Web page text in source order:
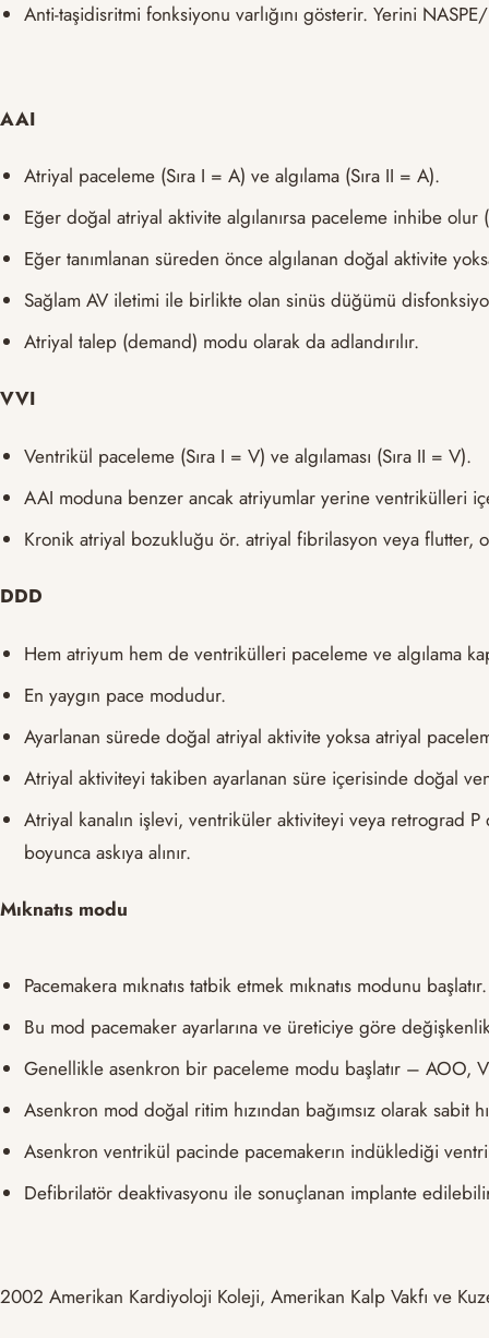
Anti-taşidisritmi fonksiyonu varlığını gösterir. Yerini
AAI
Atriyal paceleme (Sıra I = A) ve algılama (Sıra II = A).
Eğer doğal atriyal aktivite algılanırsa paceleme inhibe olur
Eğer tanımlanan süreden önce algılanan doğal aktivite
Sağlam AV iletimi ile birlikte olan sinüs düğümü
Atriyal talep (demand) modu olarak da adlandırılır.
VVI
Ventrikül paceleme (Sıra I = V) ve algılaması (Sıra II = V).
AAI moduna benzer ancak atriyumlar yerine ventrikülleri
Kronik atriyal bozukluğu ör. atriyal fibrilasyon veya flutter,
DDD
Hem atriyum hem de ventrikülleri paceleme ve algılama
En yaygın pace modudur.
Ayarlanan sürede doğal atriyal aktivite yoksa atriyal
Atriyal aktiviteyi takiben ayarlanan süre içerisinde doğal
Atriyal kanalın işlevi, ventriküler aktiviteyi veya retrograd
boyunca askıya alınır.
Mıknatıs modu
Pacemakera mıknatıs tatbik etmek mıknatıs modunu başlatır.
Bu mod pacemaker ayarlarına ve üreticiye göre
Genellikle asenkron bir paceleme modu başlatır – AOO,
Asenkron mod doğal ritim hızından bağımsız olarak sabit
Asenkron ventrikül pacinde pacemakerın indüklediği
Defibrilatör deaktivasyonu ile sonuçlanan implante
2002 Amerikan Kardiyoloji Koleji, Amerikan Kalp Vakfı ve